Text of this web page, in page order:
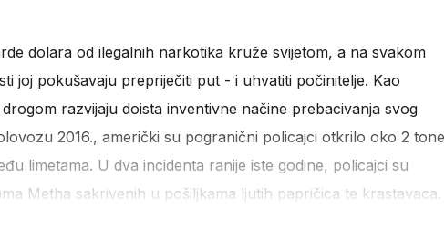
dolara od ilegalnih narkotika kruže svijetom, a na svakom
joj pokušavaju prepriječiti put - i uhvatiti počinitelje. Kao
razvijaju doista inventivne načine prebacivanja svog
2016., američki su pogranični policajci otkrilo oko 2 tone
limetama. U dva incidenta ranije iste godine, policajci su
Metha sakrivenih u pošiljkama ljutih papričica te krastavaca.